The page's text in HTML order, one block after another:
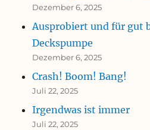
Dezember 6, 2025
Ausprobiert und für gut
Deckspumpe
Dezember 6, 2025
Crash! Boom! Bang!
Juli 22, 2025
Irgendwas ist immer
Juli 22, 2025